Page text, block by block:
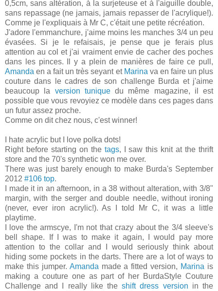
0,5cm, sans altération, à la surjeteuse et à l'aiguille double,
sans repassage (ne jamais, jamais repasser de l'acrylique!).
Comme je l'expliquais à Mr C, c'était une petite récréation.
J'adore l'emmanchure, j'aime moins les manches 3/4 un peu
évasées. Si je le refaisais, je pense que je ferais plus
attention au col et j'ai vraiment envie de cacher des poches
dans les pinces. Il y a plein de manières de faire ce pull,
Amanda en a fait un très seyant et Marinava en faire un plus
couture dans le cadres de son challenge Burda et j'aime
beaucoup la version tuniquedu même magazine, il est
possible que vous revoyiez ce modèle dans ces pages dans
un futur assez proche.
Comme on dit chez nous, c'est winner!
I hate acrylic but I love polka dots!
Right before starting on the tags, I saw this knit at the thrift
store and the 70's synthetic won me over.
There was just barely enough to make Burda's September
2012 #106 top.
I made it in an afternoon, in a 38 without alteration, with 3/8"
margin, with the serger and double needle, without ironing
(never, ever iron acrylic!). As I told Mr C, it was a little
playtime.
I love the armscye, I'm not that crazy about the 3/4 sleeve's
bell shape. If I was to make it again, I would pay more
attention to the collar and I would seriously think about
hiding some pockets in the darts. There are a lot of ways to
make this jumper. Amandamade a fitted version, Marina is
making a couture one as part of her BurdaStyle Couture
Challenge and I really like theshift dress version in the